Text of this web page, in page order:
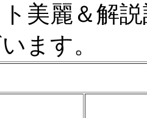
美麗＆解
ます。